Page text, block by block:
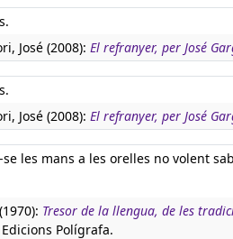
José (2008): El refranyer, per José
José (2008): El refranyer, per José
les mans a les orelles no volent
Tresor de la llengua, de les
Polígrafa.